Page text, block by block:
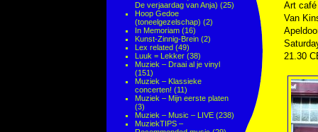
De verjaardag van Anja) (25)
Hoop Gedoe
(toneelgezelschap) (2)
In Memoriam (16)
Kunst-Zinnig-Brein (2)
Lex related (49)
Luuk = Lekker (38)
Muziek – Draai al je vinyl
(151)
Muziek – Klassieke
concerten! (11)
Muziek – Mijn eerste platen
(3)
Muziek – Music – LIVE (238)
MuziekTIPS –
Art
Van
21.30